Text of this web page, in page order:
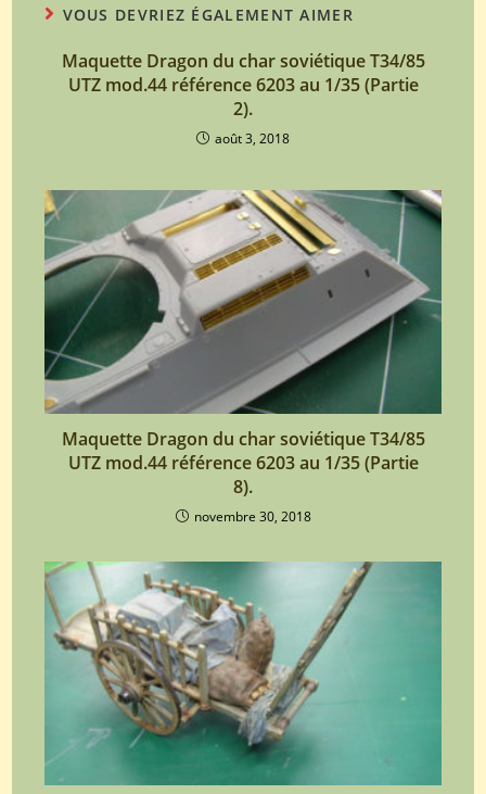
VOUS DEVRIEZ ÉGALEMENT AIMER
Maquette Dragon du char soviétique T34/85
UTZ mod.44 référence 6203 au 1/35 (Partie
2).
août 3, 2018
Maquette Dragon du char soviétique T34/85
UTZ mod.44 référence 6203 au 1/35 (Partie
8).
novembre 30, 2018